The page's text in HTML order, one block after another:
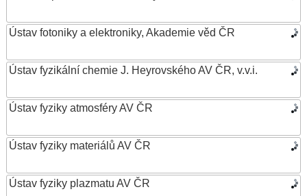
Ústav fotoniky a elektroniky, Akademie věd ČR
Ústav fyzikální chemie J. Heyrovského AV ČR, v.v.i.
Ústav fyziky atmosféry AV ČR
Ústav fyziky materiálů AV ČR
Ústav fyziky plazmatu AV ČR